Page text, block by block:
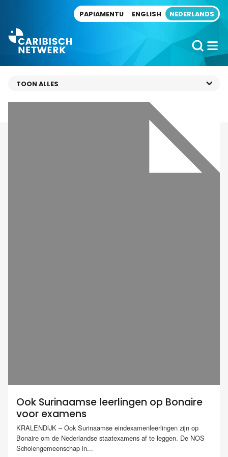
PAPIAMENTU ENGLISH NEDERLANDS
Ook Surinaamse leerlingen op Bonaire
voor examens
KRALENDIJK – Ook Surinaamse eindexamenleerlingen zijn op
Bonaire om de Nederlandse staatexamens af te leggen. De NOS
Scholengemeenschap in...